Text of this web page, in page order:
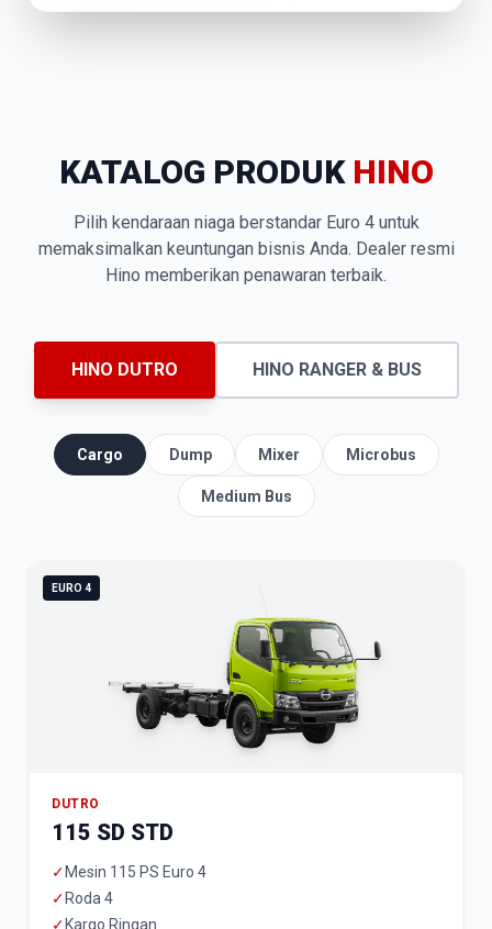
KATALOG PRODUK HINO
Pilih kendaraan niaga berstandar Euro 4 untuk
memaksimalkan keuntungan bisnis Anda. Dealer resmi
Hino memberikan penawaran terbaik.
HINO DUTRO HINO RANGER & BUS
Cargo Dump Mixer Microbus
Medium Bus
EURO 4
DUTRO
115 SD STD
✓ Mesin 115 PS Euro 4
✓ Roda 4
✓ Kargo Ringan